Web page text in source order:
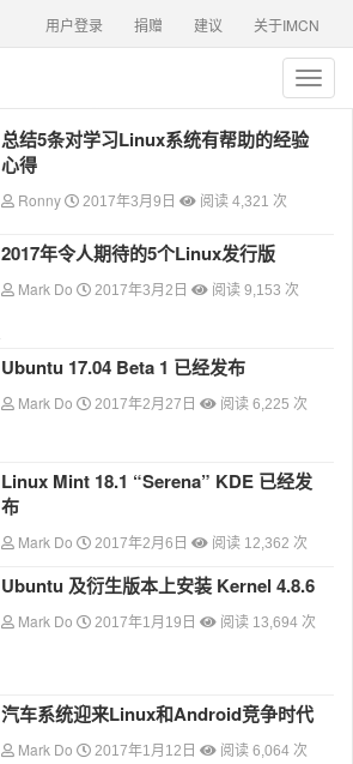
关于IMCN
建议
捐赠
用户登录
T
o
g
总结5条对学习Linux系统有帮助的经验
心得
Ronny 2017年3月9日 阅读 4,321 次
2017年令人期待的5个Linux发行版
Mark Do 2017年3月2日 阅读 9,153 次
Ubuntu 17.04 Beta 1 已经发布
Mark Do 2017年2月27日 阅读 6,225 次
Linux Mint 18.1 “Serena” KDE 已经发
布
Mark Do 2017年2月6日 阅读 12,362 次
Ubuntu 及衍生版本上安装 Kernel 4.8.6
Mark Do 2017年1月19日 阅读 13,694 次
汽车系统迎来Linux和Android竞争时代
Mark Do 2017年1月12日 阅读 6,064 次